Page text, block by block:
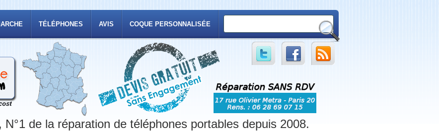
TÉLÉPHONES AVIS COQUE PERSONNALISÉE
N°1 de la réparation de téléphones portables depuis 2008.